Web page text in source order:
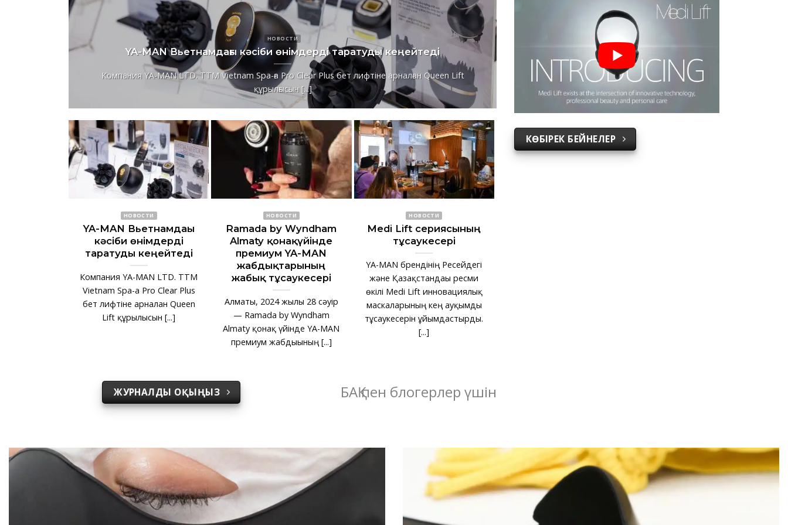
НОВОСТИ
YA-MAN Вьетнамдағы кәсіби өнімдерді таратуды кеңейтеді
Компания YA-MAN LTD. TTM Vietnam Spa-ға Pro Clear Plus бет лифтіне арналған Queen Lift
құрылғысын [...]
НОВОСТИ
YA-MAN Вьетнамдағы
кәсіби өнімдерді
таратуды кеңейтеді
Компания YA-MAN LTD. TTM
Vietnam Spa-ға Pro Clear Plus
бет лифтіне арналған Queen
Lift құрылғысын [...]
НОВОСТИ
Ramada by Wyndham
Almaty қонақүйінде
премиум YA-MAN
жабдықтарының
жабық тұсаукесері
Алматы, 2024 жылғы 28 сәуір
— Ramada by Wyndham
Almaty қонақ үйінде YA-MAN
премиум жабдығының [...]
НОВОСТИ
Medi Lift сериясының
тұсаукесері
YA-MAN брендінің Ресейдегі
және Қазақстандағы ресми
өкілі Medi Lift инновациялық
маскаларының кең ауқымды
тұсаукесерін ұйымдастырды.
[...]
ЖУРНАЛДЫ ОҚЫҢЫЗ БАҚ пен блогерлер үшін
КӨБІРЕК БЕЙНЕЛЕР